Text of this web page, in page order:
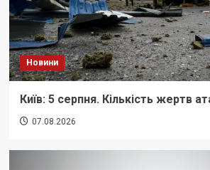
Новини
Київ: 5 серпня. Кількість жертв
07.08.2026